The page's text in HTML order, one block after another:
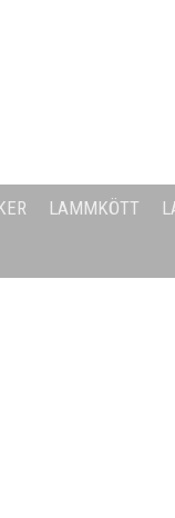
LAMMKÖTT